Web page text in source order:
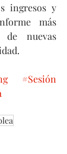
ingresos y
más
nuevas
#Sesión